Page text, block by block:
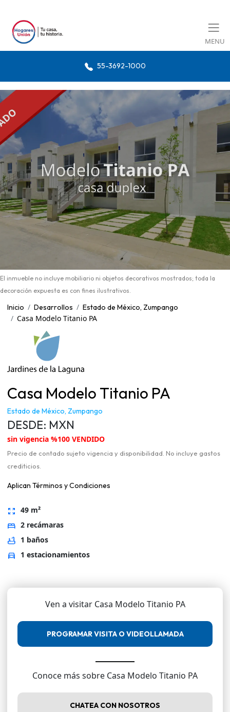
MENU
55-3692-1000
El inmueble no incluye mobiliario ni objetos decorativos mostrados; toda la
decoración expuesta es con fines ilustrativos.
Inicio Desarrollos Estado de México, Zumpango
Casa Modelo Titanio PA
Casa Modelo Titanio PA
Estado de México, Zumpango
DESDE: MXN
sin vigencia %100 VENDIDO
Precio de contado sujeto vigencia y disponibilidad. No incluye gastos
crediticios.
Aplican Términos y Condiciones
zoom_out_map 49 m²
bed 2 recámaras
bathtub 1 baños
directions_car 1 estacionamientos
Ven a visitar Casa Modelo Titanio PA
PROGRAMAR VISITA O VIDEOLLAMADA
Conoce más sobre Casa Modelo Titanio PA
CHATEA CON NOSOTROS